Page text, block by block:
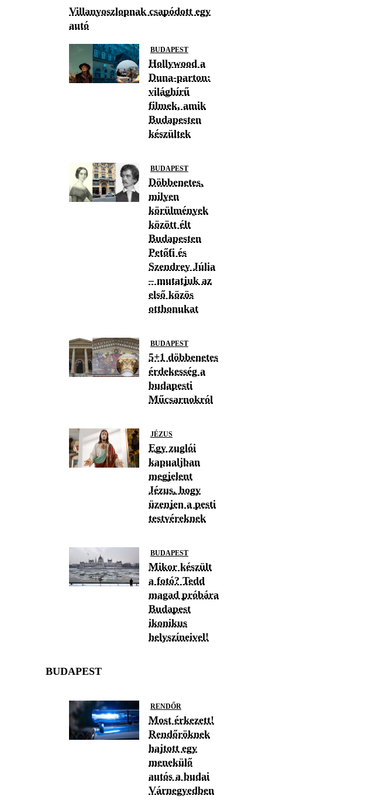
Villanyoszlopnak csapódott egy
autó
BUDAPEST
Hollywood a
Duna-parton:
világhírű
filmek, amik
Budapesten
készültek
BUDAPEST
Döbbenetes,
milyen
körülmények
között élt
Budapesten
Petőfi és
Szendrey Júlia
– mutatjuk az
első közös
otthonukat
BUDAPEST
5+1 döbbenetes
érdekesség a
budapesti
Műcsarnokról
JÉZUS
Egy zuglói
kapualjban
megjelent
Jézus, hogy
üzenjen a pesti
testvéreknek
BUDAPEST
Mikor készült
a fotó? Tedd
magad próbára
Budapest
ikonikus
helyszíneivel!
BUDAPEST
RENDŐR
Most érkezett!
Rendőröknek
hajtott egy
menekülő
autós a budai
Várnegyedben